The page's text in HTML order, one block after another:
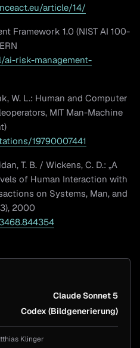
article/14/
Framework 1.0 (NIST AI 100-
risk-management-
W. L.: Human and Computer
MIT Man-Machine
19790007441
T. B. / Wickens, C. D.: „A
of Human Interaction with
on Systems, Man, and
2000
Claude Sonnet 5
Codex (Bildgenerierung)
Klinger